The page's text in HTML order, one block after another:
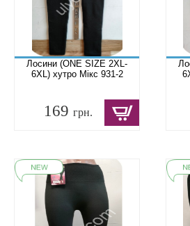
Лосини (ONE SIZE 2XL-
6XL) хутро Мікс 931-2
169 грн.